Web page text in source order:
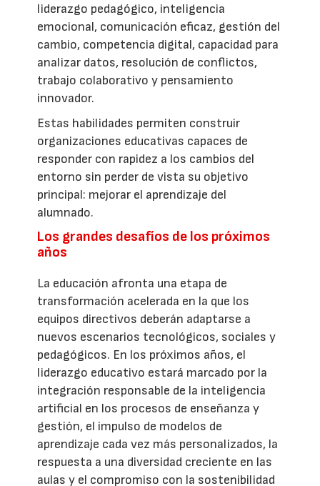
liderazgo pedagógico, inteligencia
emocional, comunicación eficaz, gestión del
cambio, competencia digital, capacidad para
analizar datos, resolución de conflictos,
trabajo colaborativo y pensamiento
innovador.
Estas habilidades permiten construir
organizaciones educativas capaces de
responder con rapidez a los cambios del
entorno sin perder de vista su objetivo
principal: mejorar el aprendizaje del
alumnado.
Los grandes desafíos de los próximos
años
La educación afronta una etapa de
transformación acelerada en la que los
equipos directivos deberán adaptarse a
nuevos escenarios tecnológicos, sociales y
pedagógicos. En los próximos años, el
liderazgo educativo estará marcado por la
integración responsable de la inteligencia
artificial en los procesos de enseñanza y
gestión, el impulso de modelos de
aprendizaje cada vez más personalizados, la
respuesta a una diversidad creciente en las
aulas y el compromiso con la sostenibilidad